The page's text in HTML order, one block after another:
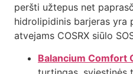
peršti užtepus net
hidrolipidinis barjeras yra
atvejams COSRX siūlo
Balancium Comfort